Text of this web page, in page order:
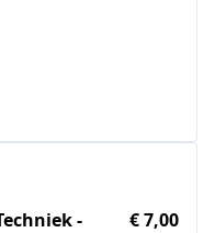
-
€ 7,00